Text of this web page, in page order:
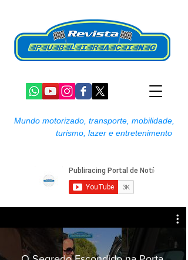
Mundo motorizado, transporte, mobilidade,
turismo, lazer e entretenimento